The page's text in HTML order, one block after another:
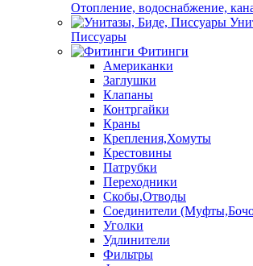
Отопление, водоснабжение,
Писсуары
Фитинги
Американки
Заглушки
Клапаны
Контргайки
Краны
Крепления,Хомуты
Крестовины
Патрубки
Переходники
Скобы,Отводы
Соединители
Уголки
Удлинители
Фильтры